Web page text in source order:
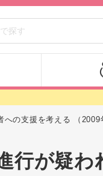
の支援を考える （2009
が疑わ